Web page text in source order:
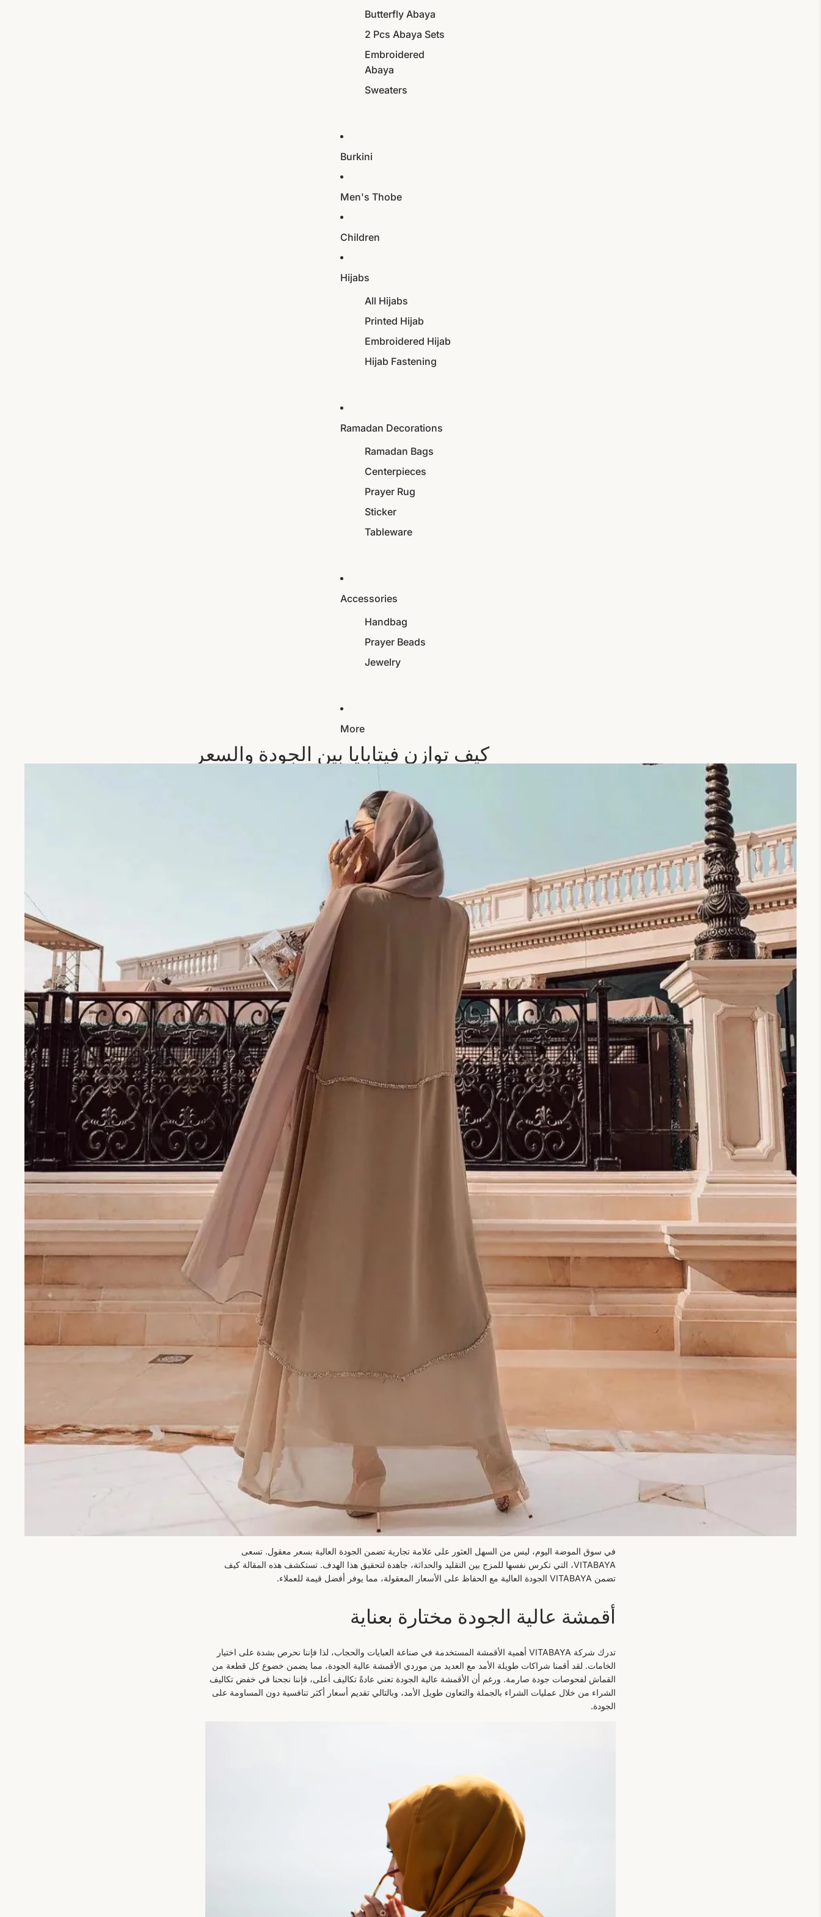
Butterfly Abaya
2 Pcs Abaya Sets
Embroidered
Abaya
Sweaters
Burkini
Men's Thobe
Children
Hijabs
All Hijabs
Printed Hijab
Embroidered Hijab
Hijab Fastening
Ramadan Decorations
Ramadan Bags
Centerpieces
Prayer Rug
Sticker
Tableware
Accessories
Handbag
Prayer Beads
Jewelry
More
كيف توازن فيتابايا بين الجودة والسعر
في سوق الموضة اليوم، ليس من السهل العثور على علامة تجارية تضمن الجودة العالية بسعر معقول. تسعى
VITABAYA، التي تكرس نفسها للمزج بين التقليد والحداثة، جاهدة لتحقيق هذا الهدف. تستكشف هذه المقالة كيف
تضمن VITABAYA الجودة العالية مع الحفاظ على الأسعار المعقولة، مما يوفر أفضل قيمة للعملاء.
أقمشة عالية الجودة مختارة بعناية
تدرك شركة VITABAYA أهمية الأقمشة المستخدمة في صناعة العبايات والحجاب، لذا فإننا نحرص بشدة على اختيار
الخامات. لقد أقمنا شراكات طويلة الأمد مع العديد من موردي الأقمشة عالية الجودة، مما يضمن خضوع كل قطعة من
القماش لفحوصات جودة صارمة. ورغم أن الأقمشة عالية الجودة تعني عادةً تكاليف أعلى، فإننا نجحنا في خفض تكاليف
الشراء من خلال عمليات الشراء بالجملة والتعاون طويل الأمد، وبالتالي تقديم أسعار أكثر تنافسية دون المساومة على
الجودة.